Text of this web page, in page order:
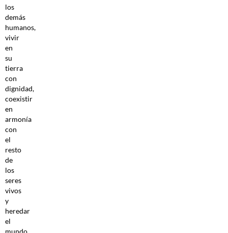
los
demás
humanos,
vivir
en
su
tierra
con
dignidad,
coexistir
en
armonía
con
el
resto
de
los
seres
vivos
y
heredar
el